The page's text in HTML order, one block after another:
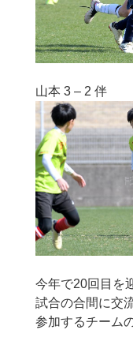
山本 3 – 2 伴
今年で20回目を
試合の合間に交
参加するチーム